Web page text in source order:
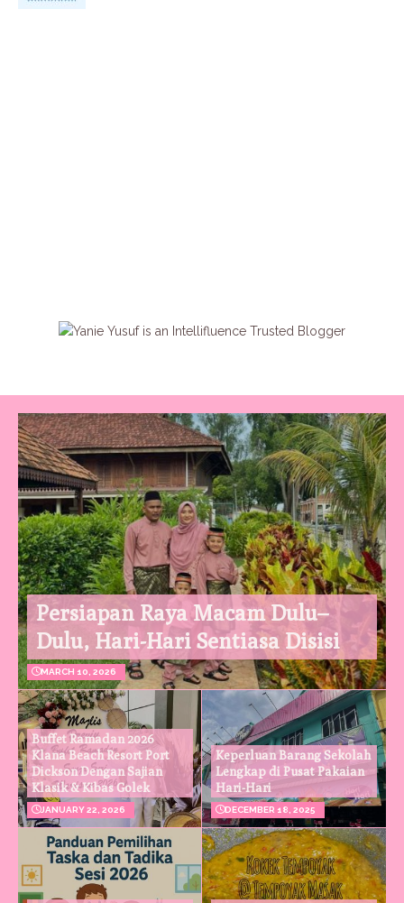
Persiapan Raya Macam Dulu–
Dulu, Hari-Hari Sentiasa Disisi
MARCH 10, 2026
Buffet Ramadan 2026
Klana Beach Resort Port
Dickson Dengan Sajian
Klasik & Kibas Golek
JANUARY 22, 2026
Keperluan Barang Sekolah
Lengkap di Pusat Pakaian
Hari-Hari
DECEMBER 18, 2025